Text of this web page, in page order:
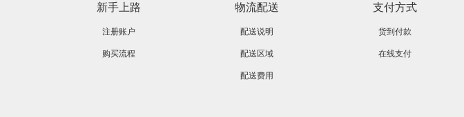
新手上路
注册账户
购买流程
物流配送
配送说明
配送区域
配送费用
支付方式
货到付款
在线支付